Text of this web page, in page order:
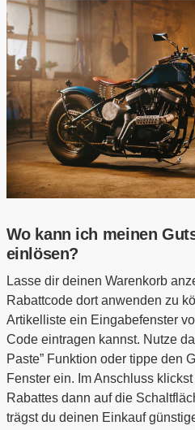
Wo kann ich meinen
einlösen?
Lasse dir deinen Warenkorb
Rabattcode dort anwenden zu
Artikelliste ein Eingabefenster
Code eintragen kannst. Nutze
Paste” Funktion oder tippe den
Fenster ein. Im Anschluss
Rabattes dann auf die
trägst du deinen Einkauf